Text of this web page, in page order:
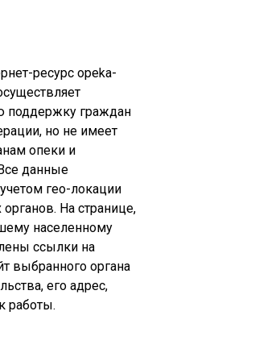
ресурс opeka-
поддержку граждан
но не имеет
опеки и
данные
гео-локации
На странице,
населенному
ссылки на
выбранного органа
его адрес,
работы.